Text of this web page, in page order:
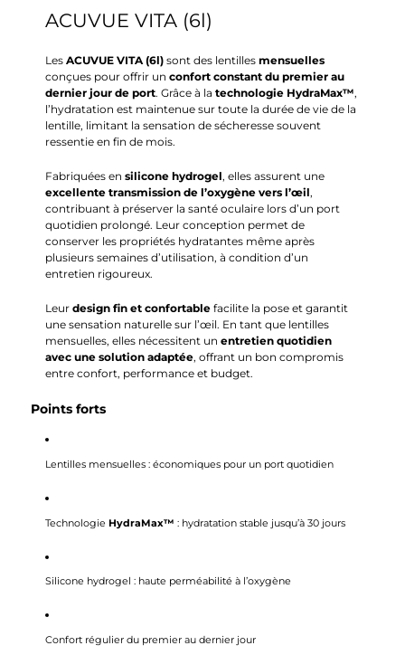
ACUVUE VITA (6l)
Les ACUVUE VITA(6l) sont des lentilles mensuelles
conçues pour offrir un confort constant du premier au
dernier jour de port. Grâce à la technologie HydraMax™,
l’hydratation est maintenue sur toute la durée de vie de la
lentille, limitant la sensation de sécheresse souvent
ressentie en fin de mois.
Fabriquées en silicone hydrogel, elles assurent une
excellente transmission de l’oxygène vers l’œil,
contribuant à préserver la santé oculaire lors d’un port
quotidien prolongé. Leur conception permet de
conserver les propriétés hydratantes même après
plusieurs semaines d’utilisation, à condition d’un
entretien rigoureux.
Leur design fin et confortable facilite la pose et garantit
une sensation naturelle sur l’œil. En tant que lentilles
mensuelles, elles nécessitent un entretien quotidien
avec une solution adaptée, offrant un bon compromis
entre confort, performance et budget.
Points forts
Lentilles mensuelles : économiques pour un port quotidien
Technologie HydraMax™ : hydratation stable jusqu’à 30 jours
Silicone hydrogel : haute perméabilité à l’oxygène
Confort régulier du premier au dernier jour